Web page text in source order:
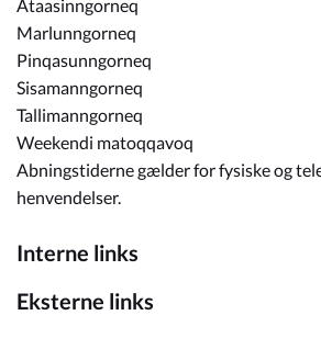
Ataasinngorneq
Marlunngorneq
Pinqasunngorneq
Sisamanngorneq
Tallimanngorneq
Weekendi matoqqavoq
Abningstiderne gælder for fysiske og
henvendelser.
Interne links
Eksterne links